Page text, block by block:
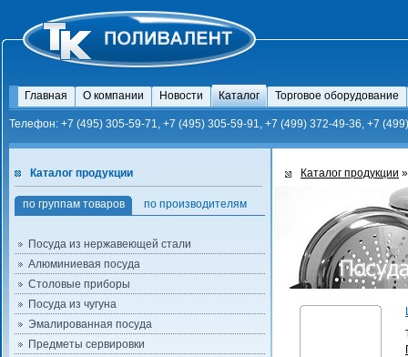
Главная О компании Новости Каталог Торговое оборудование
Телефон: +7 (495) 305-59-71, +7 (495) 305-59-91, +7 (499) 372-49-36, +7
Каталог продукции
по группам товаров по производителям
Посуда из нержавеющей стали
Алюминиевая посуда
Столовые приборы
Посуда из чугуна
Эмалированная посуда
Предметы сервировки
Каталог продукции